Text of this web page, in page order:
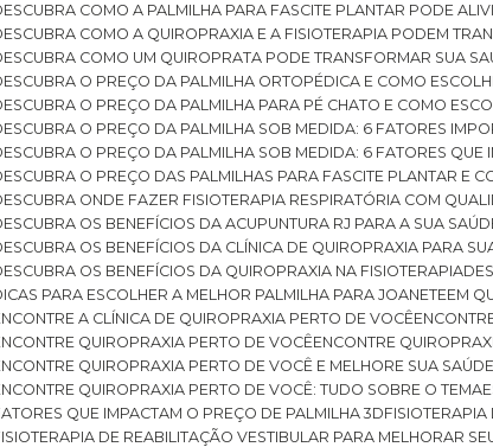
DESCUBRA COMO A PALMILHA PARA FASCITE PLANTAR PODE
DESCUBRA COMO A QUIROPRAXIA E A FISIOTERAPIA PODEM
DESCUBRA COMO UM QUIROPRATA PODE TRANSFORMAR SUA
DESCUBRA O PREÇO DA PALMILHA ORTOPÉDICA E COMO
DESCUBRA O PREÇO DA PALMILHA PARA PÉ CHATO E COMO
DESCUBRA O PREÇO DA PALMILHA SOB MEDIDA: 6 FATORES
DESCUBRA O PREÇO DA PALMILHA SOB MEDIDA: 6 FATORES QUE
DESCUBRA O PREÇO DAS PALMILHAS PARA FASCITE PLANTAR E
DESCUBRA ONDE FAZER FISIOTERAPIA RESPIRATÓRIA COM
DESCUBRA OS BENEFÍCIOS DA ACUPUNTURA RJ PARA A SUA
DESCUBRA OS BENEFÍCIOS DA CLÍNICA DE QUIROPRAXIA PARA
DESCUBRA OS BENEFÍCIOS DA QUIROPRAXIA NA FISIOTERAPIA
DICAS PARA ESCOLHER A MELHOR PALMILHA PARA JOANETE EM
ENCONTRE A CLÍNICA DE QUIROPRAXIA PERTO DE VOCÊ
ENCONTRE QUIROPRAXIA PERTO DE VOCÊ ENCONTRE
ENCONTRE QUIROPRAXIA PERTO DE VOCÊ E MELHORE SUA SAÚDE
ENCONTRE QUIROPRAXIA PERTO DE VOCÊ: TUDO SOBRE O TEMA
FATORES QUE IMPACTAM O PREÇO DE PALMILHA 3D
FISIOTERAPIA DE REABILITAÇÃO VESTIBULAR PARA MELHORAR